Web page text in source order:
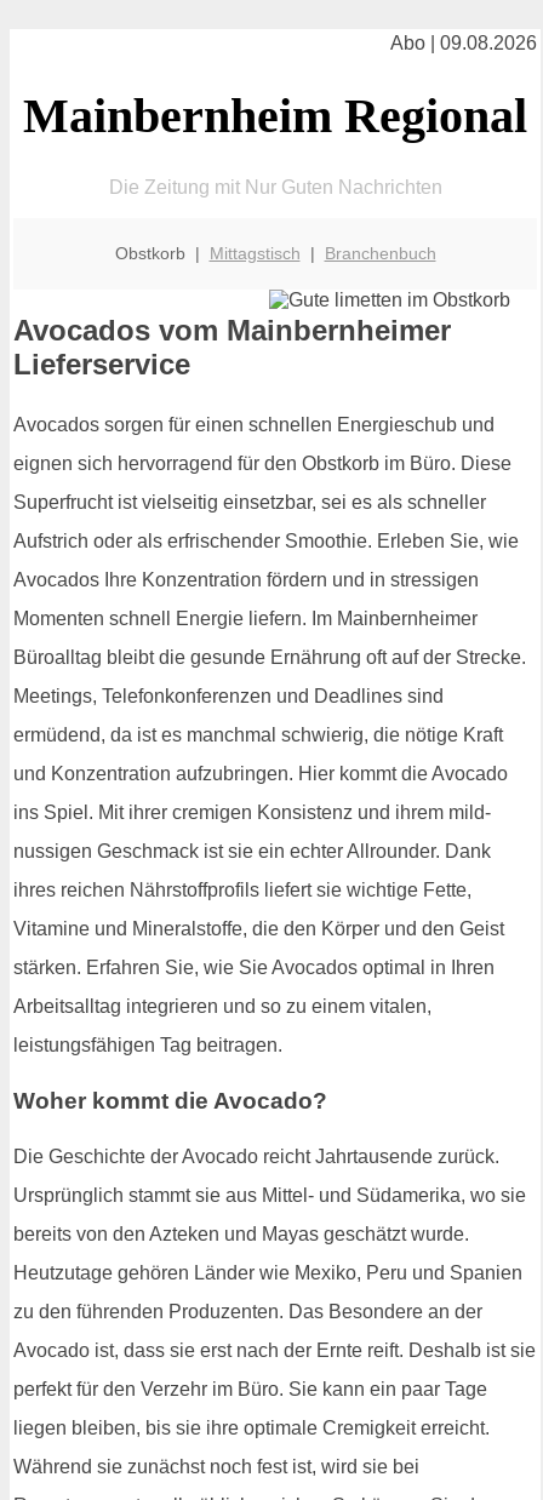
Abo | 09.08.2026
Mainbernheim Regional
Die Zeitung mit Nur Guten Nachrichten
Obstkorb | Mittagstisch | Branchenbuch
Avocados vom Mainbernheimer
Lieferservice
Avocados sorgen für einen schnellen Energieschub und
eignen sich hervorragend für den Obstkorb im Büro. Diese
Superfrucht ist vielseitig einsetzbar, sei es als schneller
Aufstrich oder als erfrischender Smoothie. Erleben Sie, wie
Avocados Ihre Konzentration fördern und in stressigen
Momenten schnell Energie liefern. Im Mainbernheimer
Büroalltag bleibt die gesunde Ernährung oft auf der Strecke.
Meetings, Telefonkonferenzen und Deadlines sind
ermüdend, da ist es manchmal schwierig, die nötige Kraft
und Konzentration aufzubringen. Hier kommt die Avocado
ins Spiel. Mit ihrer cremigen Konsistenz und ihrem mild-
nussigen Geschmack ist sie ein echter Allrounder. Dank
ihres reichen Nährstoffprofils liefert sie wichtige Fette,
Vitamine und Mineralstoffe, die den Körper und den Geist
stärken. Erfahren Sie, wie Sie Avocados optimal in Ihren
Arbeitsalltag integrieren und so zu einem vitalen,
leistungsfähigen Tag beitragen.
Woher kommt die Avocado?
Die Geschichte der Avocado reicht Jahrtausende zurück.
Ursprünglich stammt sie aus Mittel- und Südamerika, wo sie
bereits von den Azteken und Mayas geschätzt wurde.
Heutzutage gehören Länder wie Mexiko, Peru und Spanien
zu den führenden Produzenten. Das Besondere an der
Avocado ist, dass sie erst nach der Ernte reift. Deshalb ist sie
perfekt für den Verzehr im Büro. Sie kann ein paar Tage
liegen bleiben, bis sie ihre optimale Cremigkeit erreicht.
Während sie zunächst noch fest ist, wird sie bei